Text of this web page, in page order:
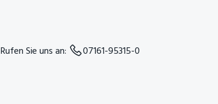
Haupt-
Rufen Sie uns an: 07161-95315-0